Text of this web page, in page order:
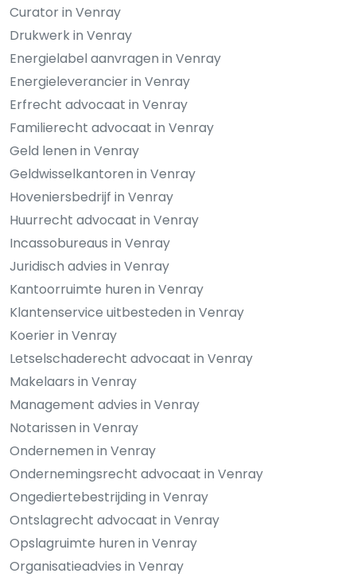
Curator in Venray
Drukwerk in Venray
Energielabel aanvragen in Venray
Energieleverancier in Venray
Erfrecht advocaat in Venray
Familierecht advocaat in Venray
Geld lenen in Venray
Geldwisselkantoren in Venray
Hoveniersbedrijf in Venray
Huurrecht advocaat in Venray
Incassobureaus in Venray
Juridisch advies in Venray
Kantoorruimte huren in Venray
Klantenservice uitbesteden in Venray
Koerier in Venray
Letselschaderecht advocaat in Venray
Makelaars in Venray
Management advies in Venray
Notarissen in Venray
Ondernemen in Venray
Ondernemingsrecht advocaat in Venray
Ongediertebestrijding in Venray
Ontslagrecht advocaat in Venray
Opslagruimte huren in Venray
Organisatieadvies in Venray